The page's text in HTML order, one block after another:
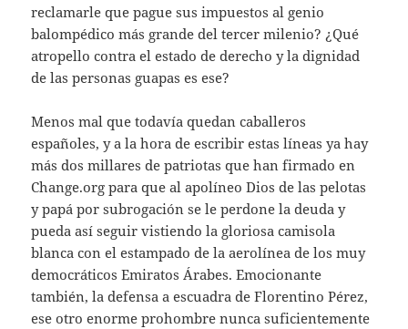
reclamarle que pague sus impuestos al genio
balompédico más grande del tercer milenio? ¿Qué
atropello contra el estado de derecho y la dignidad
de las personas guapas es ese?
Menos mal que todavía quedan caballeros
españoles, y a la hora de escribir estas líneas ya hay
más dos millares de patriotas que han firmado en
Change.org para que al apolíneo Dios de las pelotas
y papá por subrogación se le perdone la deuda y
pueda así seguir vistiendo la gloriosa camisola
blanca con el estampado de la aerolínea de los muy
democráticos Emiratos Árabes. Emocionante
también, la defensa a escuadra de Florentino Pérez,
ese otro enorme prohombre nunca suficientemente